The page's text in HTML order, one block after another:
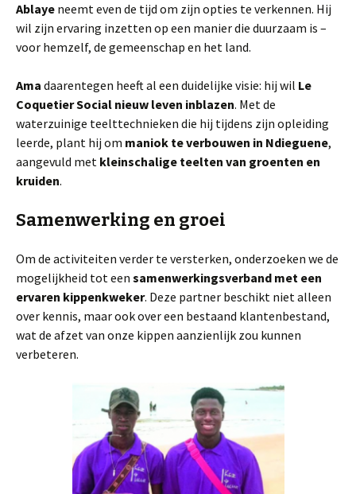
Ablaye neemt even de tijd om zijn opties te verkennen. Hij
wil zijn ervaring inzetten op een manier die duurzaam is –
voor hemzelf, de gemeenschap en het land.
Ama daarentegen heeft al een duidelijke visie: hij wil Le
Coquetier Social nieuw leven inblazen. Met de
waterzuinige teelttechnieken die hij tijdens zijn opleiding
leerde, plant hij om maniok te verbouwen in Ndieguene,
aangevuld met kleinschalige teelten van groenten en
kruiden.
Samenwerking en groei
Om de activiteiten verder te versterken, onderzoeken we de
mogelijkheid tot een samenwerkingsverband met een
ervaren kippenkweker. Deze partner beschikt niet alleen
over kennis, maar ook over een bestaand klantenbestand,
wat de afzet van onze kippen aanzienlijk zou kunnen
verbeteren.